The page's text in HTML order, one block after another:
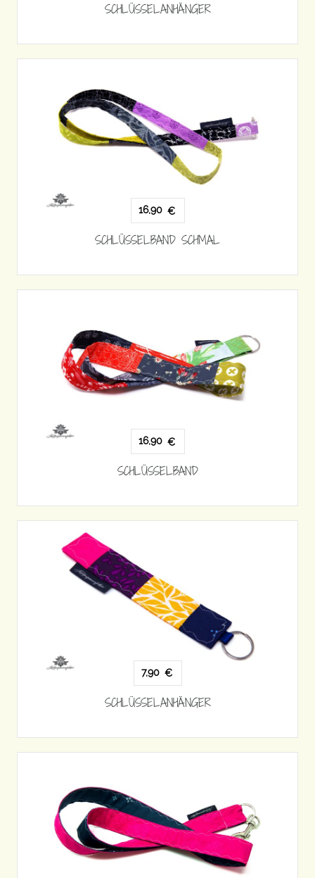
SCHLÜSSELANHÄNGER
16,90 €
SCHLÜSSELBAND SCHMAL
16,90 €
SCHLÜSSELBAND
7,90 €
SCHLÜSSELANHÄNGER